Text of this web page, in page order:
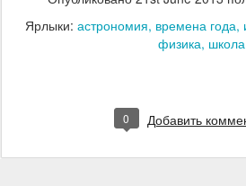
Ярлыки: астрономия времена года
физика школа
0 Добавить